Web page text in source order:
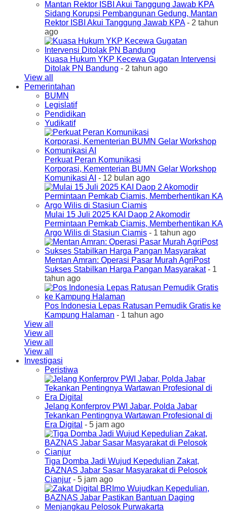
Sidang Korupsi Pembangunan Gedung, Mantan
Rektor ISBI Akui Tanggung Jawab KPA- 2 tahun
ago
Kuasa Hukum YKP Kecewa Gugatan Intervensi
Ditolak PN Bandung - 2 tahun ago
View all
Pemerintahan
BUMN
Legislatif
Pendidikan
Yudikatif
Perkuat Peran Komunikasi
Korporasi, Kementerian BUMN Gelar Workshop
Komunikasi AI - 12 bulan ago
Mulai 15 Juli 2025 KAI Daop 2 Akomodir
Permintaan Pemkab Ciamis, Memberhentikan KA
Argo Wilis di Stasiun Ciamis - 1 tahun ago
Mentan Amran: Operasi Pasar Murah AgriPost
Sukses Stabilkan Harga Pangan Masyarakat- 1
tahun ago
Pos Indonesia Lepas Ratusan Pemudik Gratis ke
Kampung Halaman - 1 tahun ago
View all
View all
View all
View all
Investigasi
Peristiwa
Jelang Konferprov PWI Jabar, Polda Jabar
Tekankan Pentingnya Wartawan Profesional di
Era Digital - 5 jam ago
Tiga Domba Jadi Wujud Kepedulian Zakat,
BAZNAS Jabar Sasar Masyarakat di Pelosok
Cianjur - 5 jam ago